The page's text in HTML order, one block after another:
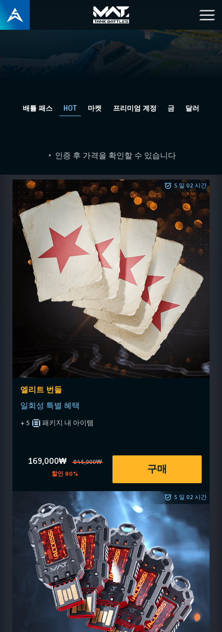
배틀 패스 HOT 마켓 프리미엄 계정 금 달러
* 인증 후 가격을 확인할 수 있습니다
5 일 02 시간
엘리트 번들
일회성 특별 혜택
+ 5 패키지 내 아이템
169,000₩
845,000₩
할인 80%
구매
5 일 02 시간